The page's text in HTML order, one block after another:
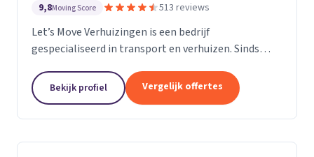
9,8Moving Score 513 reviews
Let’s Move Verhuizingen is een bedrijf
gespecialiseerd in transport en verhuizen. Sinds
van de KvK. Door de toename van opdrachtgevers
hebben wij...
Bekijk profiel Vergelijk offertes